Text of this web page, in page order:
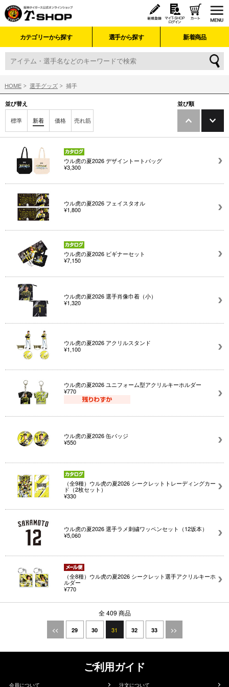
カテゴリーから探す 選手から探す 新着商品
HOME 選手グッズ 捕手
並び替え
標準 新着 価格 売れ筋
並び順
ウル虎の夏2026 デザイントートバッグ
¥3,300
ウル虎の夏2026 フェイスタオル
¥1,800
ウル虎の夏2026 ビギナーセット
¥7,150
ウル虎の夏2026 選手肖像巾着（小）
¥1,320
ウル虎の夏2026 アクリルスタンド
¥1,100
ウル虎の夏2026 ユニフォーム型アクリルキーホルダー
¥770
ウル虎の夏2026 缶バッジ
¥550
（全9種）ウル虎の夏2026 シークレットトレーディングカー
ド（2枚セット）
¥330
ウル虎の夏2026 選手ラメ刺繍ワッペンセット（12坂本）
¥5,060
（全8種）ウル虎の夏2026 シークレット選手アクリルキーホ
ルダー
¥770
全 409 商品
<< 29 30 31 32 33 >>
ご利用ガイド
会員について 注文について